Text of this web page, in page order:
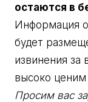
остаются в
Информация
будет
извинения
высоко
Просим вас